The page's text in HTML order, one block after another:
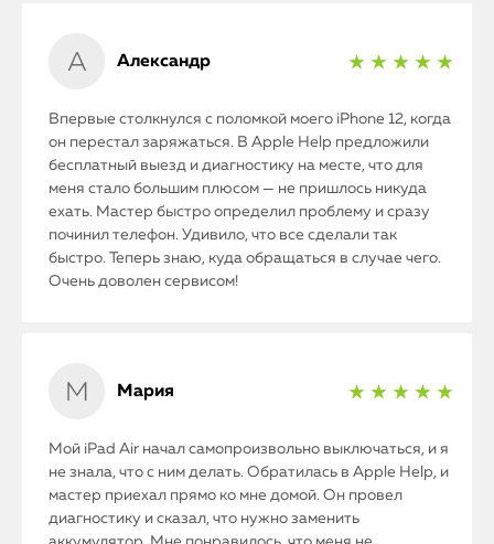
Александр ★ ★ ★ ★ ★
Впервые столкнулся с поломкой моего iPhone 12, когда
он перестал заряжаться. В Apple Help предложили
бесплатный выезд и диагностику на месте, что для
меня стало большим плюсом — не пришлось никуда
ехать. Мастер быстро определил проблему и сразу
починил телефон. Удивило, что все сделали так
быстро. Теперь знаю, куда обращаться в случае чего.
Очень доволен сервисом!
Мария ★ ★ ★ ★ ★
Мой iPad Air начал самопроизвольно выключаться, и я
не знала, что с ним делать. Обратилась в Apple Help, и
мастер приехал прямо ко мне домой. Он провел
диагностику и сказал, что нужно заменить